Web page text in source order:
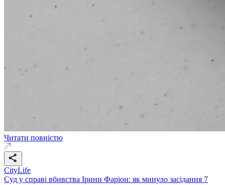
Читати повністю
CityLife
Суд у справі вбивства Ірини Фаріон: як минуло засідання 7